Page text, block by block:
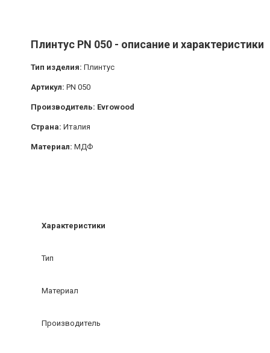
Плинтус PN 050 - описание и характеристики
Тип изделия: Плинтус
Артикул: PN 050
Производитель: Evrowood
Страна: Италия
Материал: МДФ
Характеристики
Тип
Материал
Производитель